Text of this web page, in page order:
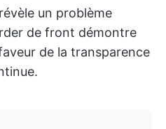
un problème
de front démontre
de la transparence